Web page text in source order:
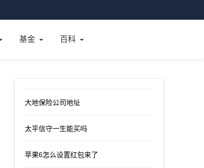
基金 百科
大地保险公司地址
太平信守一生能买吗
苹果6怎么设置红包来了